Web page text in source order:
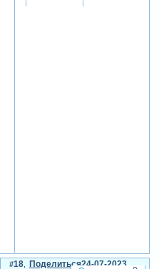
Поделиться
18
24-07-2023